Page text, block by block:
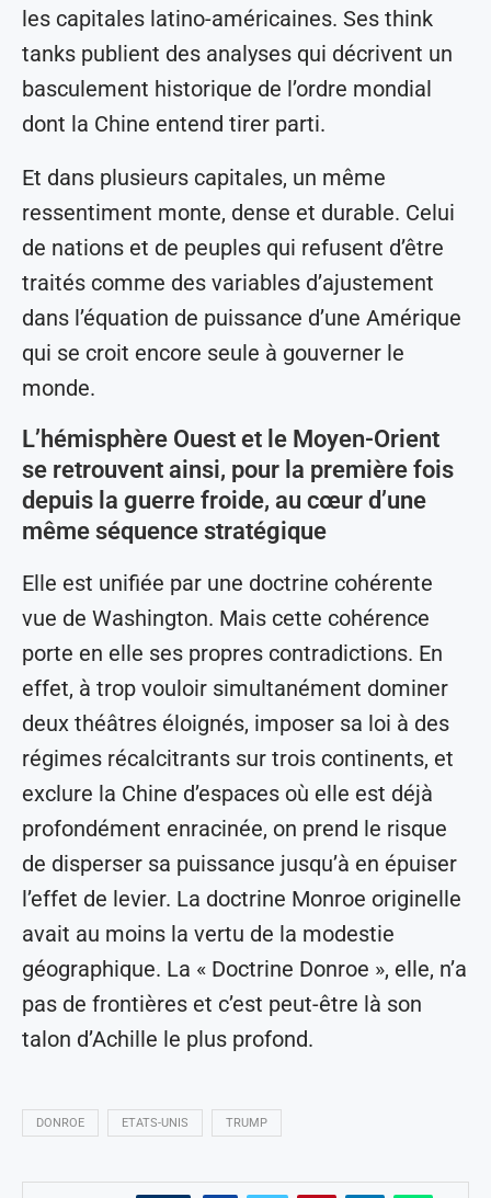
les capitales latino-américaines. Ses think
tanks publient des analyses qui décrivent un
basculement historique de l’ordre mondial
dont la Chine entend tirer parti.
Et dans plusieurs capitales, un même
ressentiment monte, dense et durable. Celui
de nations et de peuples qui refusent d’être
traités comme des variables d’ajustement
dans l’équation de puissance d’une Amérique
qui se croit encore seule à gouverner le
monde.
L’hémisphère Ouest et le Moyen-Orient
se retrouvent ainsi, pour la première fois
depuis la guerre froide, au cœur d’une
même séquence stratégique
Elle est unifiée par une doctrine cohérente
vue de Washington. Mais cette cohérence
porte en elle ses propres contradictions. En
effet, à trop vouloir simultanément dominer
deux théâtres éloignés, imposer sa loi à des
régimes récalcitrants sur trois continents, et
exclure la Chine d’espaces où elle est déjà
profondément enracinée, on prend le risque
de disperser sa puissance jusqu’à en épuiser
l’effet de levier. La doctrine Monroe originelle
avait au moins la vertu de la modestie
géographique. La « Doctrine Donroe », elle, n’a
pas de frontières et c’est peut-être là son
talon d’Achille le plus profond.
DONROE ETATS-UNIS TRUMP